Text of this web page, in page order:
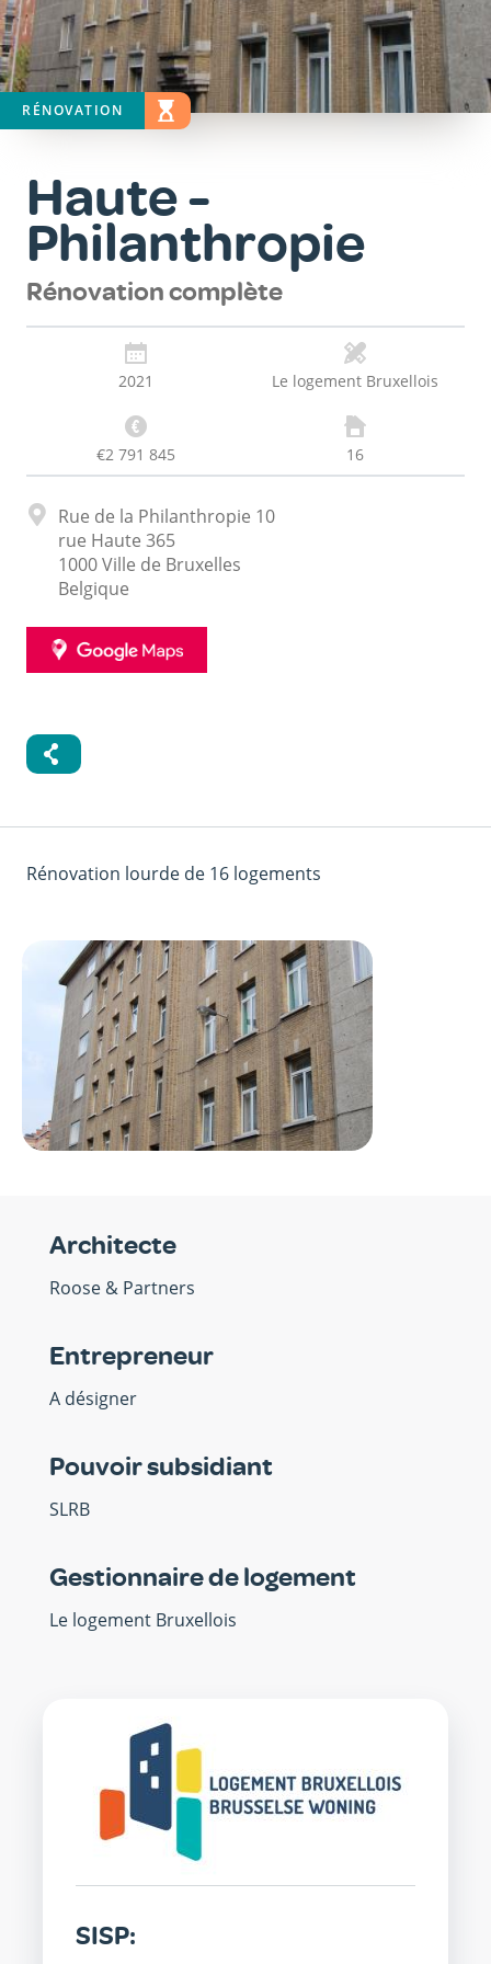
Haute -
Philanthropie
Rénovation complète
2021 Le logement Bruxellois
€2 791 845 16
AdresseRue de la Philanthropie 10
rue Haute 365
1000Ville de Bruxelles
Belgique
GOOGLE
RÉNOVATION STATUT
EN ÉTUDE
Rénovation lourde de 16 logements
Image
Architecte
Roose & Partners
Entrepreneur
A désigner
Pouvoir subsidiant
SLRB
Gestionnaire de logement
Le logement Bruxellois
SISP: